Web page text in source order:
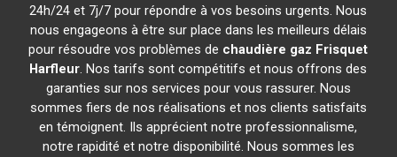
24h/24 et 7j/7 pour répondre à vos besoins urgents. Nous
nous engageons à être sur place dans les meilleurs délais
pour résoudre vos problèmes de chaudière gaz Frisquet
Harfleur. Nos tarifs sont compétitifs et nous offrons des
garanties sur nos services pour vous rassurer. Nous
sommes fiers de nos réalisations et nos clients satisfaits
en témoignent. Ils apprécient notre professionnalisme,
notre rapidité et notre disponibilité. Nous sommes les